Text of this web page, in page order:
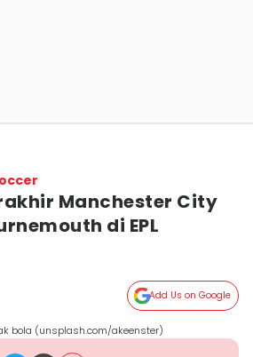
Manchester City
di EPL
Add Us on Google
bola (unsplash.com/akeenster)